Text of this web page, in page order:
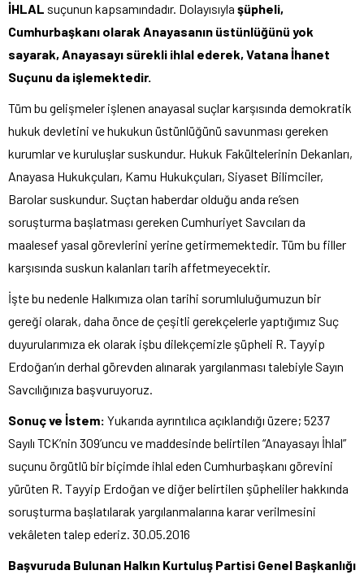
İHLAL suçunun kapsamındadır. Dolayısıyla şüpheli,
Cumhurbaşkanı olarak Anayasanın üstünlüğünü yok
sayarak, Anayasayı sürekli ihlal ederek, Vatana İhanet
Suçunu da işlemektedir.
Tüm bu gelişmeler işlenen anayasal suçlar karşısında demokratik
hukuk devletini ve hukukun üstünlüğünü savunması gereken
kurumlar ve kuruluşlar suskundur. Hukuk Fakültelerinin Dekanları,
Anayasa Hukukçuları, Kamu Hukukçuları, Siyaset Bilimciler,
Barolar suskundur. Suçtan haberdar olduğu anda re’sen
soruşturma başlatması gereken Cumhuriyet Savcıları da
maalesef yasal görevlerini yerine getirmemektedir. Tüm bu filler
karşısında suskun kalanları tarih affetmeyecektir.
İşte bu nedenle Halkımıza olan tarihi sorumluluğumuzun bir
gereği olarak, daha önce de çeşitli gerekçelerle yaptığımız Suç
duyurularımıza ek olarak işbu dilekçemizle şüpheli R. Tayyip
Erdoğan’ın derhal görevden alınarak yargılanması talebiyle Sayın
Savcılığınıza başvuruyoruz.
Sonuç ve İstem: Yukarıda ayrıntılıca açıklandığı üzere; 5237
Sayılı TCK’nin 309’uncu ve maddesinde belirtilen “Anayasayı İhlal”
suçunu örgütlü bir biçimde ihlal eden Cumhurbaşkanı görevini
yürüten R. Tayyip Erdoğan ve diğer belirtilen şüpheliler hakkında
soruşturma başlatılarak yargılanmalarına karar verilmesini
vekâleten talep ederiz. 30.05.2016
Başvuruda Bulunan Halkın Kurtuluş Partisi Genel Başkanlığı